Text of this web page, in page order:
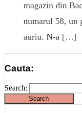
magazin din
numarul 58, un
auriu. N-a […]
Cauta:
Search: